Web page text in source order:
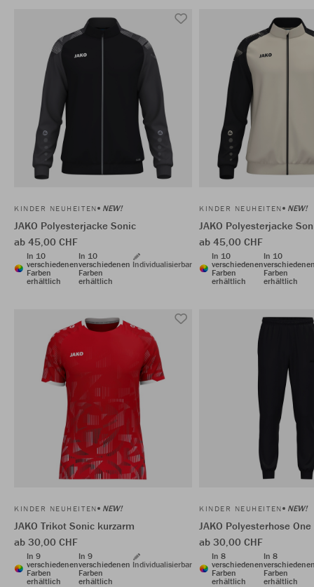
KINDER NEUHEITEN NEW!
JAKO Polyesterjacke Sonic
ab 45,00 CHF
In 10
verschiedenen
Farben
erhältlich
In 10
verschiedenen
Farben
erhältlich
Individualisierbar
KINDER NEUHEITEN NEW!
JAKO Polyesterjacke
ab 45,00 CHF
In 10
verschiedenen
Farben
erhältlich
In 10
Farben
erhältlich
KINDER NEUHEITEN NEW!
JAKO Trikot Sonic kurzarm
ab 30,00 CHF
In 9
verschiedenen
Farben
erhältlich
In 9
verschiedenen
Farben
erhältlich
Individualisierbar
KINDER NEUHEITEN NEW!
JAKO Polyesterhose One
ab 30,00 CHF
In 8
verschiedenen
Farben
erhältlich
In 8
Farben
erhältlich